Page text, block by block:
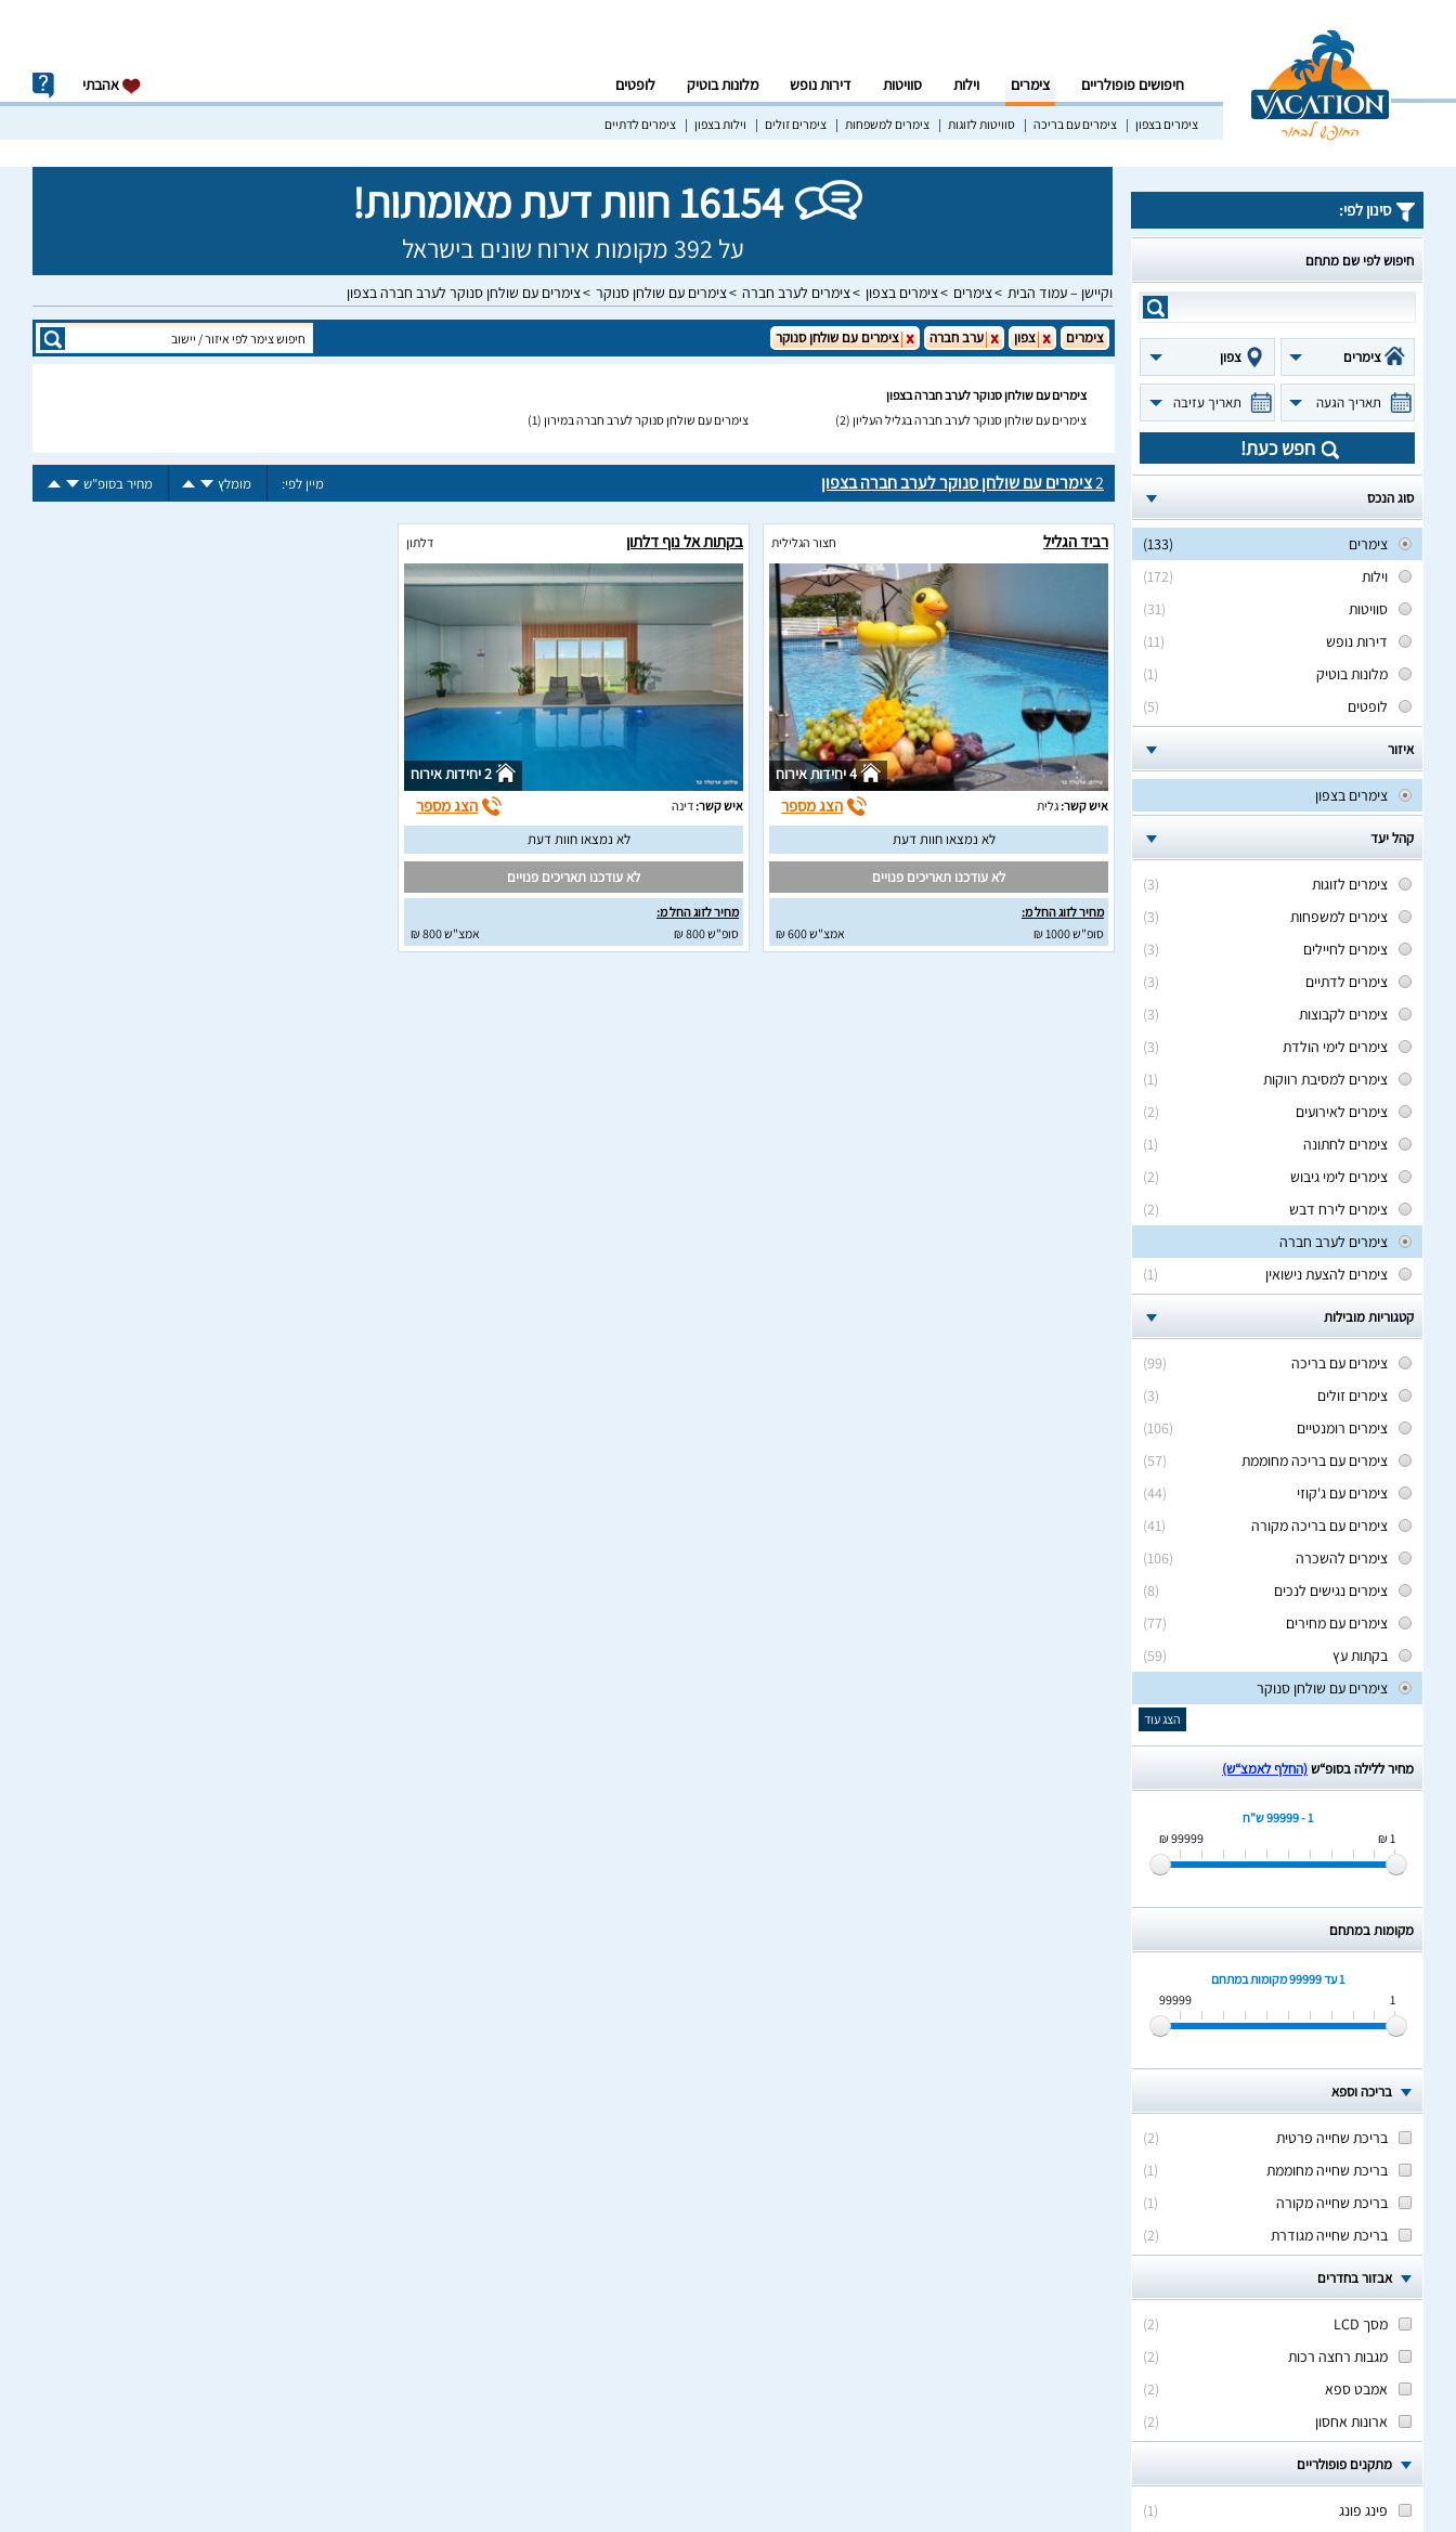
חיפושים פופולריים צימרים וילות סוויטות דירות נופש מלונות בוטיק לופטים אהבתי
צימרים בצפון צימרים עם בריכה סוויטות לזוגות צימרים למשפחות צימרים זולים וילות בצפון צימרים לדתיים
16154 חוות דעת מאומתות!
על 392 מקומות אירוח שונים בישראל
וקיישן – עמוד הבית צימרים צימרים בצפון צימרים לערב חברה צימרים עם שולחן סנוקר צימרים עם שולחן סנוקר לערב חברה בצפון
סינון לפי:
חיפוש לפי שם מתחם
צימרים צפון
תאריך הגעה תאריך עזיבה
חפש כעת!
סוג הנכס
(133)
צימרים
(172)
וילות
(31)
סוויטות
(11)
דירות נופש
(1)
מלונות בוטיק
(5)
לופטים
איזור
צימרים בצפון
קהל יעד
(3)
צימרים לזוגות
(3)
צימרים למשפחות
(3)
צימרים לחיילים
(3)
צימרים לדתיים
(3)
צימרים לקבוצות
(3)
צימרים לימי הולדת
(1)
צימרים למסיבת רווקות
(2)
צימרים לאירועים
(1)
צימרים לחתונה
(2)
צימרים לימי גיבוש
(2)
צימרים לירח דבש
צימרים לערב חברה
(1)
צימרים להצעת נישואין
קטגוריות מובילות
(99)
צימרים עם בריכה
(3)
צימרים זולים
(106)
צימרים רומנטיים
(57)
צימרים עם בריכה מחוממת
(44)
צימרים עם ג'קוזי
(41)
צימרים עם בריכה מקורה
(106)
צימרים להשכרה
(8)
צימרים נגישים לנכים
(77)
צימרים עם מחירים
(59)
בקתות עץ
צימרים עם שולחן סנוקר
הצג עוד
מחיר ללילה בסופ“ש(החלף לאמצ“ש)
1 - 99999 ש"ח
1 ₪
99999 ₪
מקומות במתחם
1 עד 99999
מקומות במתחם
1
99999
בריכה וספא
(
2
)
בריכת שחייה פרטית
(
1
)
בריכת שחייה מחוממת
(
1
)
בריכת שחייה מקורה
(
2
) בריכת שחייה מגודרת
אבזור בחדרים
(
2
)
מסך LCD
(
2
)
מגבות רחצה רכות
(
2
)
אמבט ספא
(
2
) ארונות אחסון
מתקנים פופולריים
(
1
)
פינג פונג
צימרים צפון ערב חברה צימרים עם שולחן סנוקר
צימרים עם שולחן סנוקר לערב חברה בצפון
צימרים עם שולחן סנוקר לערב חברה בגליל העליון (2) צימרים עם שולחן סנוקר לערב חברה במירון (1)
2צימרים עם שולחן סנוקר לערב חברה בצפון מיין לפי: מומלץ מחיר בסופ"ש
רביד הגליל חצור הגלילית
4 יחידות אירוח
איש קשר:גלית הצג מספר
לא נמצאו חוות דעת
לא עודכנו תאריכים פנויים
מחיר לזוג החל מ:
סופ"ש 1000 ₪
אמצ"ש 600 ₪
בקתות אל נוף דלתון דלתון
2 יחידות אירוח
איש קשר:דינה הצג מספר
לא נמצאו חוות דעת
לא עודכנו תאריכים פנויים
מחיר לזוג החל מ:
סופ"ש 800 ₪
אמצ"ש 800 ₪